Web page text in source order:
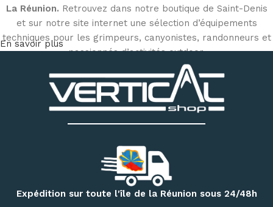
La Réunion. Retrouvez dans notre boutique de Saint-Denis
et sur notre site internet une sélection d’équipements
techniques pour les grimpeurs, canyonistes, randonneurs et
passionnés d’activités outdoor.
Découvrez notre matériel d’escalade et de canyoning
chaussons d’escalade, baudriers, cordes, mousquetons,
descendeurs, systèmes d’assurage, casques, sacs
techniques et accessoires. Notre magasin dispose
modèles de chaussons selon votre pratique et la forme de
votre pied.
Pour vos randonnées à Mafate, Cilaos, Salazie, au volcan ou
En savoir plus
Expédition sur toute l'île de la Réunion sous 24/48h